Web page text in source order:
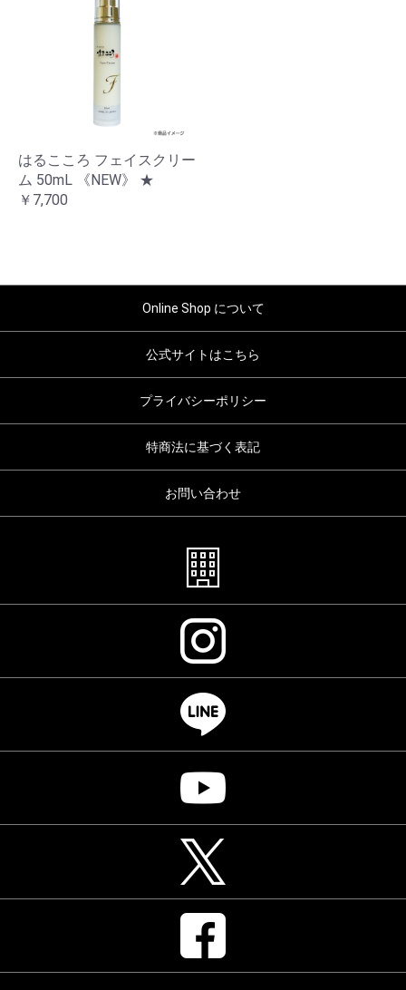
はるこころ フェイスクリー
ム 50mL 《NEW》 ★
￥7,700
Online Shop について
公式サイトはこちら
プライバシーポリシー
特商法に基づく表記
お問い合わせ